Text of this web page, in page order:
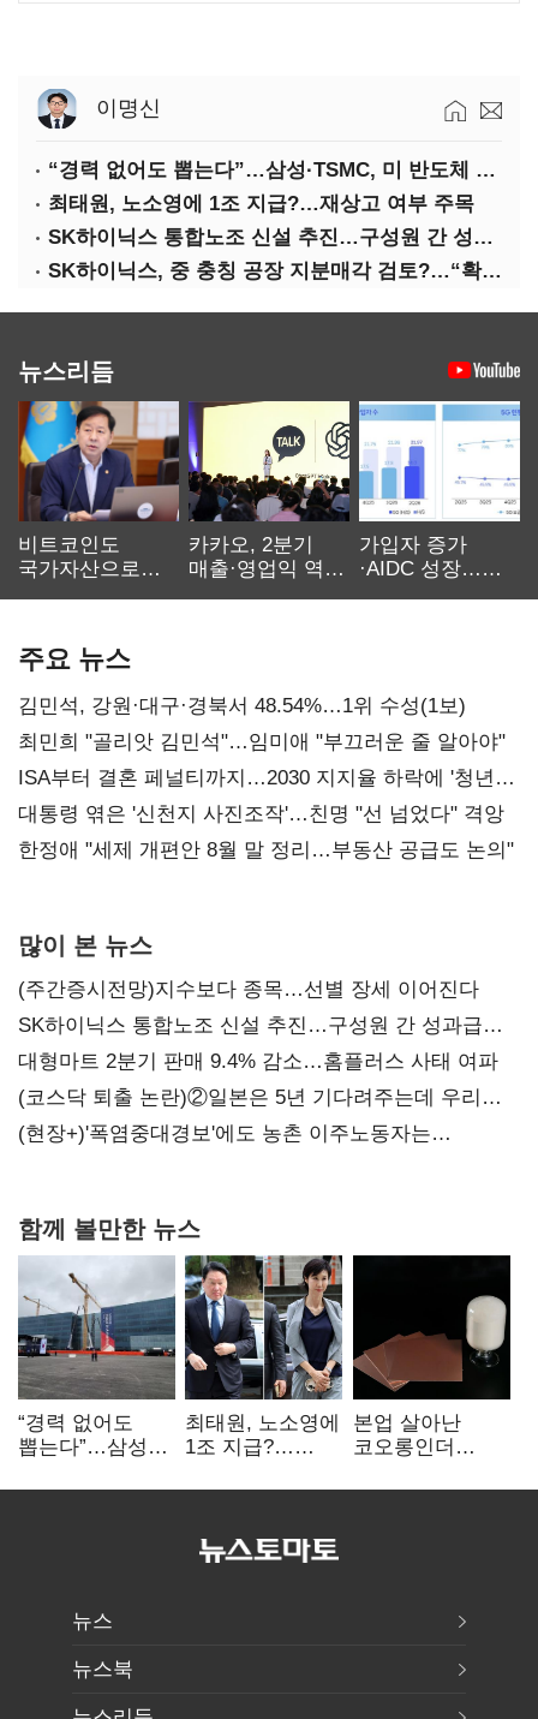
이명신
“경력 없어도 뽑는다”…삼성·TSMC, 미 반도체 인재 쟁탈전
최태원, 노소영에 1조 지급?…재상고 여부 주목
SK하이닉스 통합노조 신설 추진…구성원 간 성과급 불만 확산
SK하이닉스, 중 충칭 공장 지분매각 검토?…“확정된 바 없어”
뉴스리듬
비트코인도
국가자산으로…'
카카오, 2분기
매출·영업익 역대
가입자 증가
·AIDC 성장…
주요 뉴스
김민석, 강원·대구·경북서 48.54%…1위 수성(1보)
최민희 "골리앗 김민석"…임미애 "부끄러운 줄 알아야"
ISA부터 결혼 페널티까지…2030 지지율 하락에 '청년
챙기기'
대통령 엮은 '신천지 사진조작'…친명 "선 넘었다" 격앙
한정애 "세제 개편안 8월 말 정리…부동산 공급도 논의"
많이 본 뉴스
(주간증시전망)지수보다 종목…선별 장세 이어진다
SK하이닉스 통합노조 신설 추진…구성원 간 성과급
불만 확산
대형마트 2분기 판매 9.4% 감소…홈플러스 사태 여파
(코스닥 퇴출 논란)②일본은 5년 기다려주는데 우리는
당장 퇴출?…시간만으론 부족한 코스닥 구하기
(현장+)'폭염중대경보'에도 농촌 이주노동자는
함께 볼만한 뉴스
“경력 없어도
뽑는다”…삼성
반도체 인재
최태원, 노소영에
1조 지급?…
본업 살아난
코오롱인더
배터리 소재로
뉴스
뉴스북